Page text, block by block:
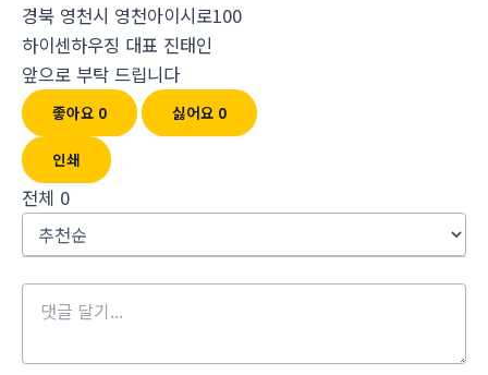
경북 영천시 영천아이시로100
하이센하우징 대표 진태인
앞으로 부탁 드립니다
좋아요 0 싫어요 0
인쇄
전체 0